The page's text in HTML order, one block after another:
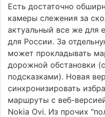
Есть достаточно
камеры слежения за
актуальный все же для
для России. За
может прокладывать
дорожной обстановки
подсказками). Новая
синхронизировать
маршруты с веб-
Nokia Ovi. Из прочих